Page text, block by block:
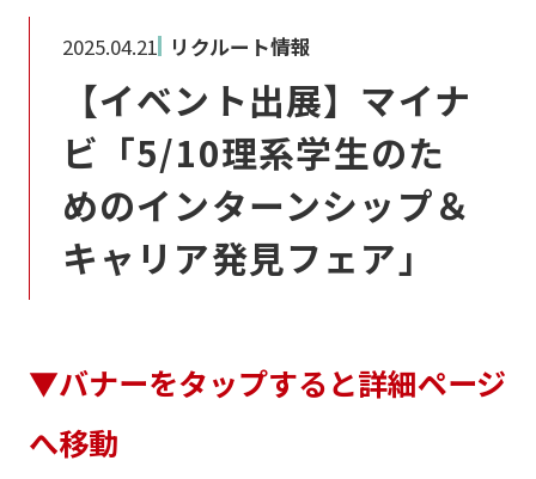
2025.04.21 リクルート情報
【イベント出展】マイナ
ビ「5/10理系学生のた
めのインターンシップ＆
キャリア発見フェア」
▼バナーをタップすると詳細ページ
へ移動